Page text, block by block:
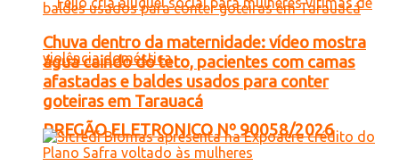
PREGÃO ELETRONICO Nº 90058/2026
Chuva dentro da maternidade: vídeo mostra
água caindo do teto, pacientes com camas
afastadas e baldes usados para conter
goteiras em Tarauacá